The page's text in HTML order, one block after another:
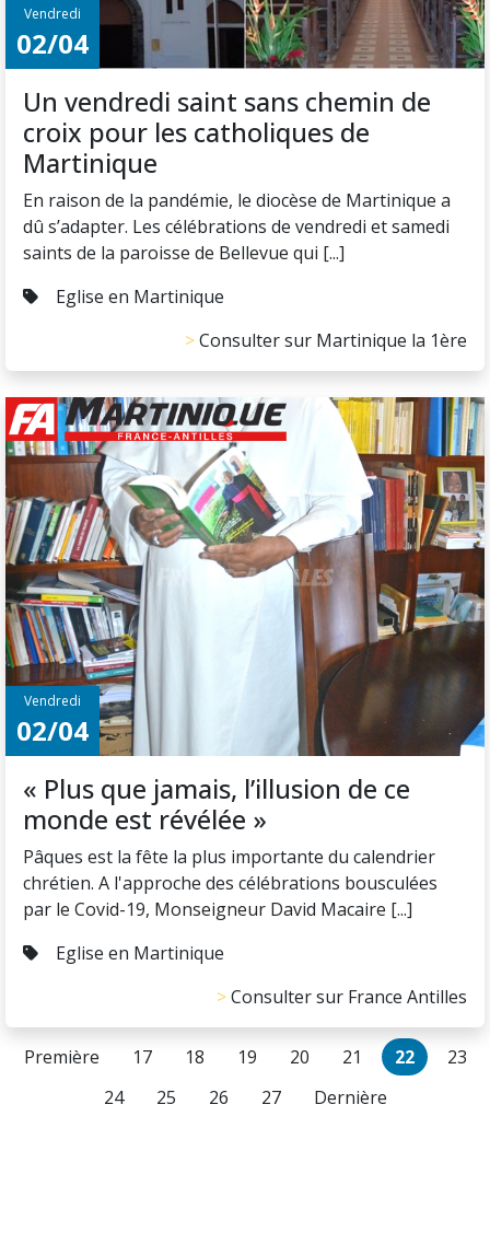
Vendredi
02/04
Un vendredi saint sans chemin de
croix pour les catholiques de
Martinique
En raison de la pandémie, le diocèse de Martinique a
dû s’adapter. Les célébrations de vendredi et samedi
saints de la paroisse de Bellevue qui [...]
Eglise en Martinique
Consulter sur Martinique la 1ère
Vendredi
02/04
« Plus que jamais, l’illusion de ce
monde est révélée »
Pâques est la fête la plus importante du calendrier
chrétien. A l'approche des célébrations bousculées
par le Covid-19, Monseigneur David Macaire [...]
Eglise en Martinique
Consulter sur France Antilles
Première 17 18 19 20 21 22
23
24
25 26 27 Dernière